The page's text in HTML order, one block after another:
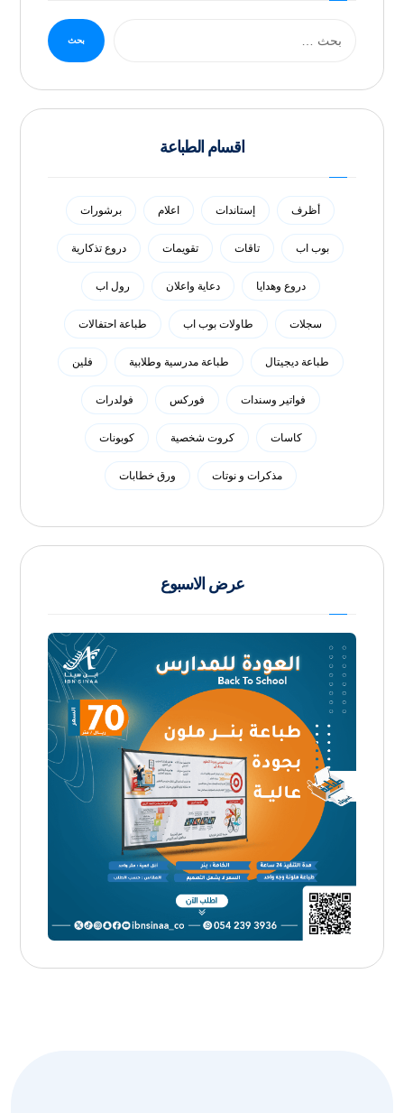
بحث
اقسام الطباعة
أظرف إستاندات اعلام برشورات
بوب اب تاقات تقويمات دروع تذكارية
دروع وهدايا دعاية واعلان رول اب
سجلات طاولات بوب اب طباعة احتفالات
طباعة ديجيتال طباعة مدرسية وطلابية فلين
فواتير وسندات فوركس فولدرات
كاسات كروت شخصية كوبونات
مذكرات و نوتات ورق خطابات
عرض الاسبوع